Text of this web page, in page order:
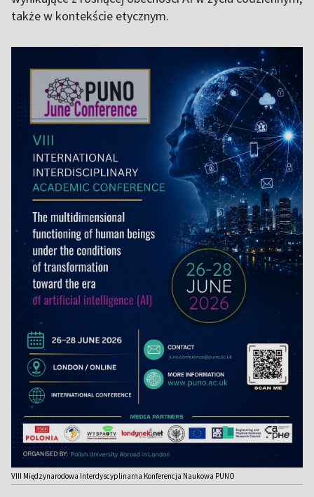
także w kontekście etycznym.
VIII Międzynarodowa Interdyscyplinarna Konferencja Naukowa PUNO